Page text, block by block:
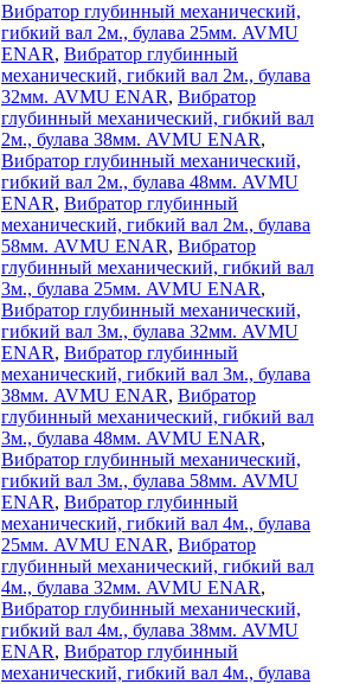
Вибратор глубинный механический,
гибкий вал 2м., булава 25мм. AVMU
ENAR, Вибратор глубинный
механический, гибкий вал 2м., булава
32мм. AVMU ENAR, Вибратор
глубинный механический, гибкий вал
2м., булава 38мм. AVMU ENAR,
Вибратор глубинный механический,
гибкий вал 2м., булава 48мм. AVMU
ENAR, Вибратор глубинный
механический, гибкий вал 2м., булава
58мм. AVMU ENAR, Вибратор
глубинный механический, гибкий вал
3м., булава 25мм. AVMU ENAR,
Вибратор глубинный механический,
гибкий вал 3м., булава 32мм. AVMU
ENAR, Вибратор глубинный
механический, гибкий вал 3м., булава
38мм. AVMU ENAR, Вибратор
глубинный механический, гибкий вал
3м., булава 48мм. AVMU ENAR,
Вибратор глубинный механический,
гибкий вал 3м., булава 58мм. AVMU
ENAR, Вибратор глубинный
механический, гибкий вал 4м., булава
25мм. AVMU ENAR, Вибратор
глубинный механический, гибкий вал
4м., булава 32мм. AVMU ENAR,
Вибратор глубинный механический,
гибкий вал 4м., булава 38мм. AVMU
ENAR, Вибратор глубинный
механический, гибкий вал 4м., булава